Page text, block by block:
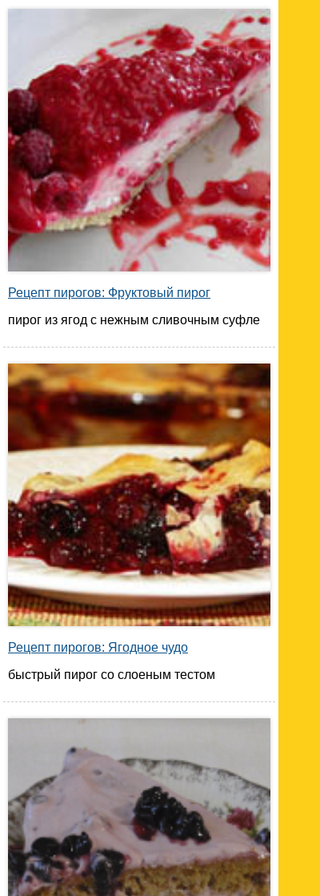
Рецепт пирогов: Фруктовый пирог
пирог из ягод с нежным сливочным суфле
Рецепт пирогов: Ягодное чудо
быстрый пирог со слоеным тестом